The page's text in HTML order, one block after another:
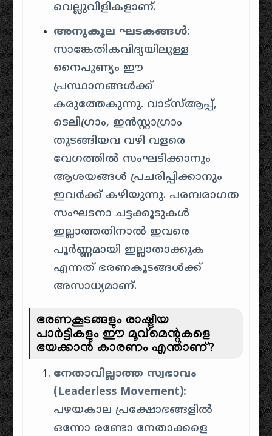
വെല്ലുവിളികളാണ്.
അനുകൂല ഘടകങ്ങൾ:
സാങ്കേതികവിദ്യയിലുള്ള
നൈപുണ്യം ഈ
പ്രസ്ഥാനങ്ങൾക്ക്
കരുത്തേകുന്നു. വാട്സ്ആപ്പ്,
ടെലിഗ്രാം, ഇൻസ്റ്റാഗ്രാം
തുടങ്ങിയവ വഴി വളരെ
വേഗത്തിൽ സംഘടിക്കാനും
ആശയങ്ങൾ പ്രചരിപ്പിക്കാനും
ഇവർക്ക് കഴിയുന്നു. പരമ്പരാഗത
സംഘടനാ ചട്ടക്കൂടുകൾ
ഇല്ലാത്തതിനാൽ ഇവരെ
പൂർണ്ണമായി ഇല്ലാതാക്കുക
എന്നത് ഭരണകൂടങ്ങൾക്ക്
അസാധ്യമാണ്.
ഭരണകൂടങ്ങളും രാഷ്ട്രീയ
പാർട്ടികളും ഈ മൂവ്മെന്റുകളെ
ഭയക്കാൻ കാരണം എന്താണ്?
നേതാവില്ലാത്ത സ്വഭാവം
(Leaderless Movement):
പഴയകാല പ്രക്ഷോഭങ്ങളിൽ
ഒന്നോ രണ്ടോ നേതാക്കളെ